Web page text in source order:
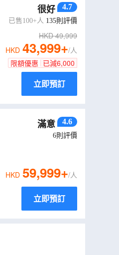
很好 4.7
已售100+人 135則評價
HKD49,999
HKD 43,999+/人
限額優惠 已減6,000
立即預訂
滿意 4.6
6則評價
HKD 59,999+/人
立即預訂